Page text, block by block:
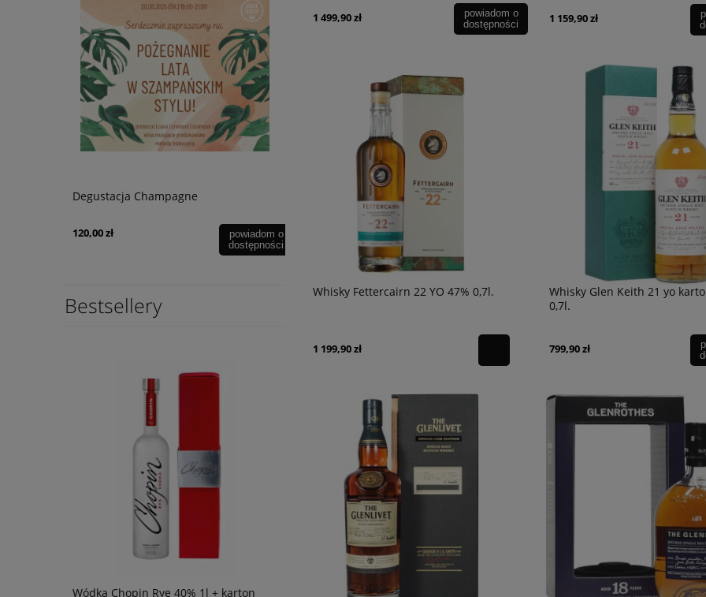
Degustacja Champagne
120,00 zł
powiadom o
dostępności
Wino Tagaro Passo del Sud
Negroamaro/primitivo 0,75l
Wino Bonfils L'Esparrou Chardonnay
Bestsellery
Wódka Chopin Rye 40% 1l + karton Wódka Chopin Rye 40% 0,7l + karton
Armagnac Tariquet XO 40% 0,7l +
1 499,90 zł
powiadom o
dostępności
1 159,90 zł
Whisky Fettercairn 22 YO 47% 0,7l.
1 199,90 zł
Whisky Glen Keith 21 yo
0,7l.
799,90 zł